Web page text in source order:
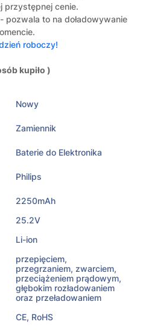
przystępnej cenie.
pozwala to na doładowywanie
roboczy!
kupiło )
Nowy
Zamiennik
Baterie do Elektronika
Philips
2250mAh
25.2V
Li-ion
przepięciem,
przegrzaniem, zwarciem,
przeciążeniem prądowym,
głębokim rozładowaniem
oraz przeładowaniem
CE, RoHS